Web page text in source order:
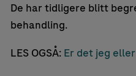
De har tidligere blitt
behandling.
LES OGSÅ: Er det jeg